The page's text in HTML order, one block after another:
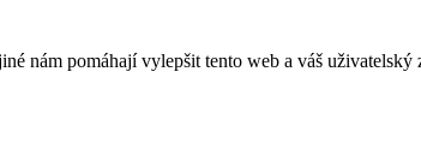
nám pomáhají vylepšit tento web a váš